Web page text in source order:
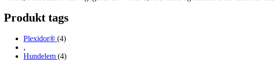
Produkt tags
Plexidor® (4)
,
Hundelem (4)